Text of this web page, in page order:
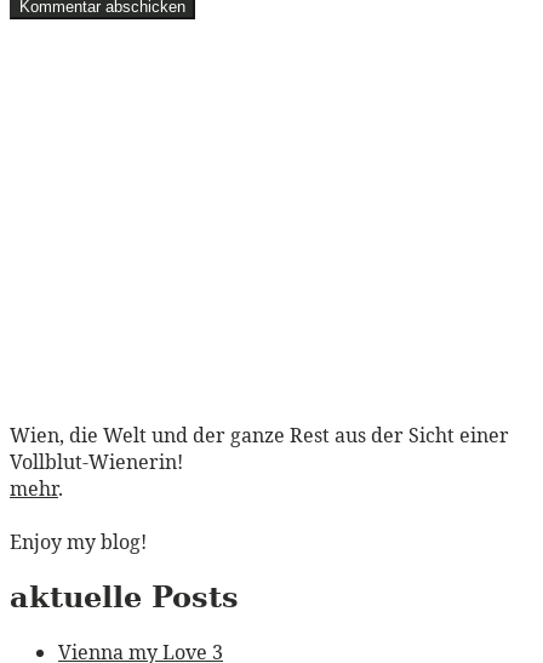
Wien, die Welt und der ganze Rest aus der Sicht einer
Vollblut-Wienerin!
mehr.
Enjoy my blog!
aktuelle Posts
Vienna my Love 3